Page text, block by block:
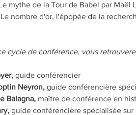
mythe de la Tour de Babel par Maël
nombre d'or, l'épopée de la
cycle de conférence, vous
guide conférencier
Neyron, guide conférencière
Balagna, maître de conférence en
guide conférencière spécialisée sur